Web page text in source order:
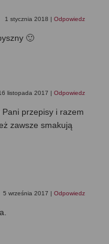
1 stycznia 2018 | Odpowiedz
🙂
listopada 2017 | Odpowiedz
przepisy i razem
zawsze smakują
5 września 2017 | Odpowiedz